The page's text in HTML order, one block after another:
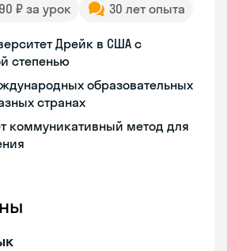
₽ за урок 30 лет опыта
Дрейк в США с
степенью
образовательных
странах
коммуникативный метод для